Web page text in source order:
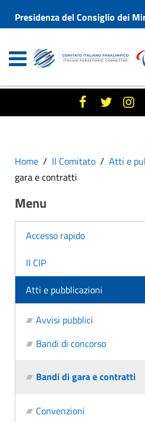
Presidenza del Consiglio dei
Home Il Comitato Atti e
gara e contratti
Menu
Accesso rapido
Il CIP
Atti e pubblicazioni
Avvisi pubblici
Bandi di concorso
Bandi di gara e contratti
Convenzioni